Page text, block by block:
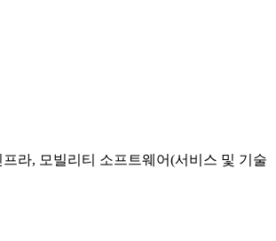
라, 모빌리티 소프트웨어(서비스 및 기술